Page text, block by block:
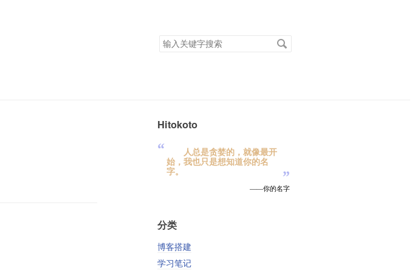
搜
索
Hitokoto
“ 人总是贪婪的，就像最开
始，我也只是想知道你的名
字。 ”
——你的名字
分类
博客搭建
学习笔记